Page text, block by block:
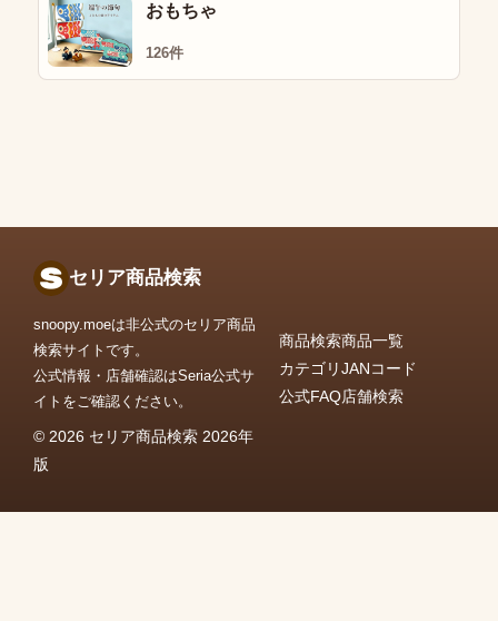
おもちゃ
126件
セリア商品検索
snoopy.moeは非公式のセリア商品
検索サイトです。
公式情報・店舗確認はSeria公式サ
イトをご確認ください。
© 2026 セリア商品検索 2026年
版
商品検索商品一覧
カテゴリJANコード
公式FAQ店舗検索